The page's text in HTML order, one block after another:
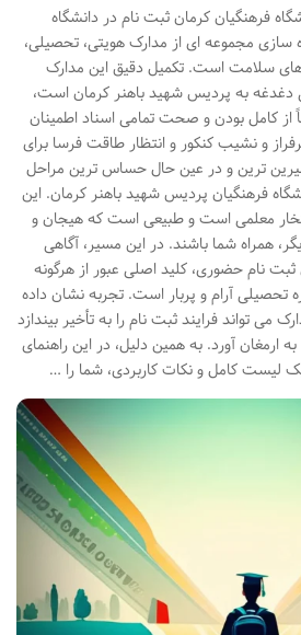
فرهنگیان کرمان ثبت نام در دانشگاه
سازی مجموعه ای از مدارک هویتی، تحصیلی،
سلامت است. تکمیل دقیق این مدارک
دغدغه به پردیس شهید باهنر کرمان است،
از کامل بودن و صحت تمامی اسناد اطمینان
و نشیب کنکور و انتظار طاقت فرسا برای
شیرین ترین و در عین حال حساس ترین مراحل
فرهنگیان پردیس شهید باهنر کرمان. این
معلمی است و طبیعی است که هیجان و
همراه شما باشند. در این مسیر، آگاهی
ثبت نام حضوری، کلید اصلی عبور از هرگونه
تحصیلی آرام و پربار است. تجربه نشان داده
تواند فرایند ثبت نام را به تأخیر بیندازد
ارمغان آورد. به همین دلیل، در این راهنمای
یک لیست کامل و نکات کاربردی، شما را …